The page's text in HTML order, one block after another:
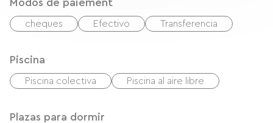
Modos de paiement
cheques Efectivo Transferencia
Piscina
Piscina colectiva Piscina al aire libre
Plazas para dormir